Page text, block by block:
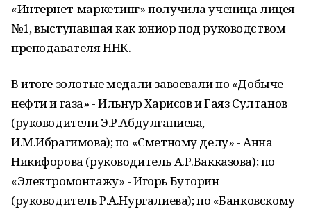
«Интернет-маркетинг» получила ученица лицея
№1, выступавшая как юниор под руководством
преподавателя ННК.
В итоге золотые медали завоевали по «Добыче
нефти и газа» - Ильнур Харисов и Гаяз Султанов
(руководители Э.Р.Абдулганиева,
И.М.Ибрагимова); по «Сметному делу» - Анна
Никифорова (руководитель А.Р.Вакказова); по
«Электромонтажу» - Игорь Буторин
(руководитель Р.А.Нургалиева); по «Банковскому